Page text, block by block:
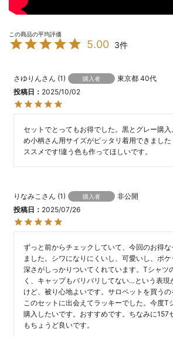
5.00 3
さゆりん 1 購入者 東京都 40代
投稿日
2025/10/02
セットでとってもお得でした。黒とグレー購
め小柄さん用サイズがピッタリ着用できまし
ススメです!違う色も作ってほしいです。
りなみこ 1 購入者
非公開
投稿日
2025/07/26
ずっと前からチェックしていて、今回のお得
ました。シワになりにくいし、可愛いし、ポ
深さがしっかりついてくれています。Tシャツ
く、キャップもバリバリしてない…という表現
けど、被り心地よいです。サロペットを買うの
このセットに出会えてラッキーでした。今度T
購入したいです。おすすめです。ちなみに157
もちょうど良いです。